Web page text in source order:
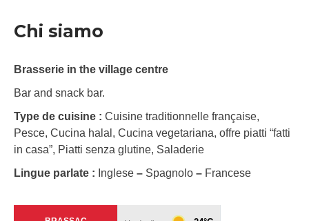
Chi siamo
Brasserie in the village centre
Bar and snack bar.
Type de cuisine : Cuisine traditionnelle française,
Pesce, Cucina halal, Cucina vegetariana, offre piatti “fatti
in casa”, Piatti senza glutine, Saladerie
Lingue parlate : Inglese – Spagnolo – Francese